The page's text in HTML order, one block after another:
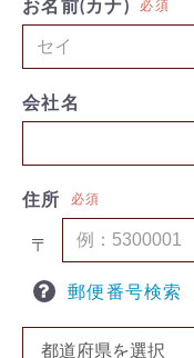
お名前(カナ) 必須
会社名
住所 必須
〒
郵便番号検索